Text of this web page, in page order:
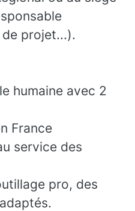
projet...).
humaine avec 2
France
service des
pro, des